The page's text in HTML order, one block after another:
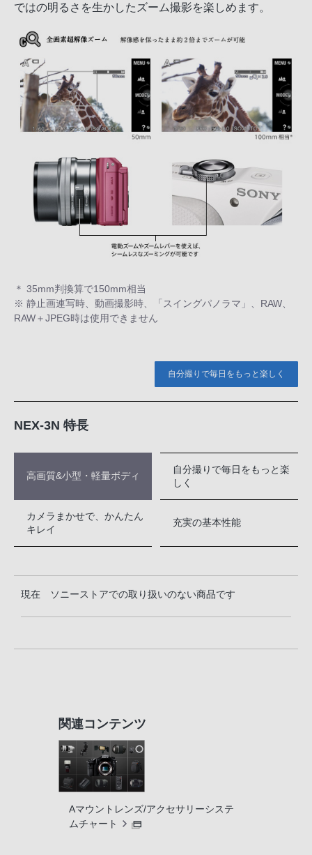
ではの明るさを生かしたズーム撮影を楽しめます。
＊ 35mm判換算で150mm相当
※ 静止画連写時、動画撮影時、「スイングパノラマ」、RAW、
RAW＋JPEG時は使用できません
自分撮りで毎日をもっと楽しく
NEX-3N 特長
高画質&小型・軽量ボディ
自分撮りで毎日をもっと楽
しく
カメラまかせで、かんたん
キレイ
充実の基本性能
現在 ソニーストアでの取り扱いのない商品です
関連コンテンツ
Aマウントレンズ/アクセサリーシステ
ムチャート